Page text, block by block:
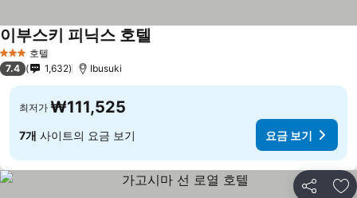
3 성급 호텔
이부스키 피닉스 호텔
7.4 1,632 Ibusuki
최저가 ₩111,525
7개 사이트의 요금 보기 요금 보기
공유 즐